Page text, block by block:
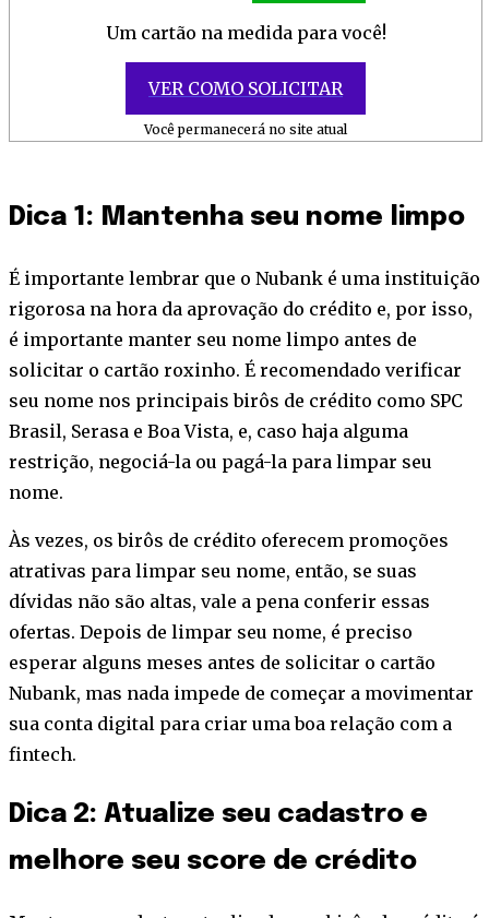
Um cartão na medida para você!
VER COMO SOLICITAR
Você permanecerá no site atual
Dica 1: Mantenha seu nome limpo
É importante lembrar que o Nubank é uma instituição
rigorosa na hora da aprovação do crédito e, por isso,
é importante manter seu nome limpo antes de
solicitar o cartão roxinho. É recomendado verificar
seu nome nos principais birôs de crédito como SPC
Brasil, Serasa e Boa Vista, e, caso haja alguma
restrição, negociá-la ou pagá-la para limpar seu
nome.
Às vezes, os birôs de crédito oferecem promoções
atrativas para limpar seu nome, então, se suas
dívidas não são altas, vale a pena conferir essas
ofertas. Depois de limpar seu nome, é preciso
esperar alguns meses antes de solicitar o cartão
Nubank, mas nada impede de começar a movimentar
sua conta digital para criar uma boa relação com a
fintech.
Dica 2: Atualize seu cadastro e
melhore seu score de crédito